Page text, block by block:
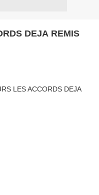
DEJA REMIS